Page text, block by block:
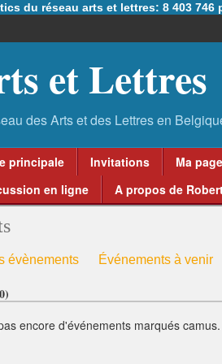
du réseau arts et lettres: 8 403 746
et Lettres
principale Invitations
Ma page
en ligne
A propos de
évènements Événements à venir
encore d'événements marqués camus.